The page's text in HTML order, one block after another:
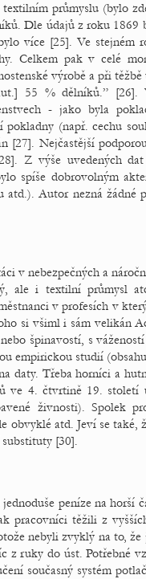
průmyslu (bylo
Dle údajů z roku 1869
více [25]. Ve stejném
Celkem pak v celé
výrobě a při
55 % dělníků.”
- jako byla
(např. cechu
[27]. Nejčastější
Z výše uvedených
spíše dobrovolným
Autor nezná žádné
v nebezpečných a
ale i textilní průmysl
v profesích v
si všiml i sám velikán
špinavostí, s
empirickou studií
daty. Třeba horníci a
ve 4. čtvrtině 19.
živnosti). Spolek
obvyklé atd. Jeví se také,
[30].
peníze na horší
pracovníci těžili z
nebyli zvyklý na to,
z ruky do úst. Potřebné
současný systém